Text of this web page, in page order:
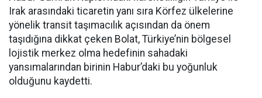
Irak arasındaki ticaretin yanı sıra Körfez ülkelerine
yönelik transit taşımacılık açısından da önem
taşıdığına dikkat çeken Bolat, Türkiye’nin bölgesel
lojistik merkez olma hedefinin sahadaki
yansımalarından birinin Habur’daki bu yoğunluk
olduğunu kaydetti.